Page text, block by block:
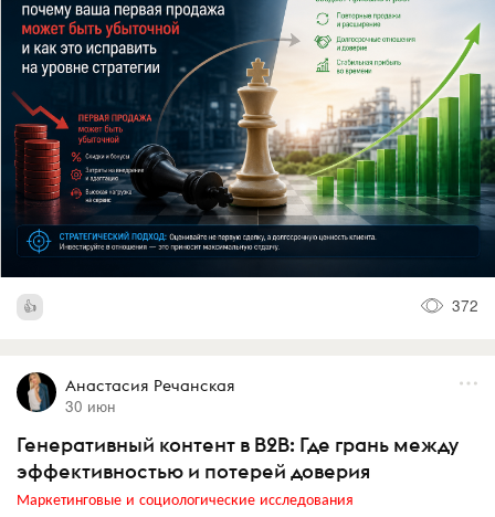
372
Анастасия Речанская
30 июн
Генеративный контент в B2B: Где грань между
эффективностью и потерей доверия
Маркетинговые и социологические исследования